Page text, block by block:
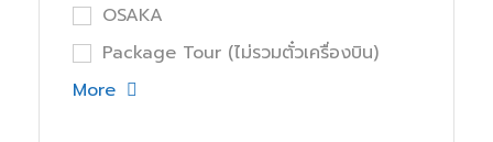
OSAKA
Package Tour (ไม่รวมตั๋วเครื่องบิน)
More